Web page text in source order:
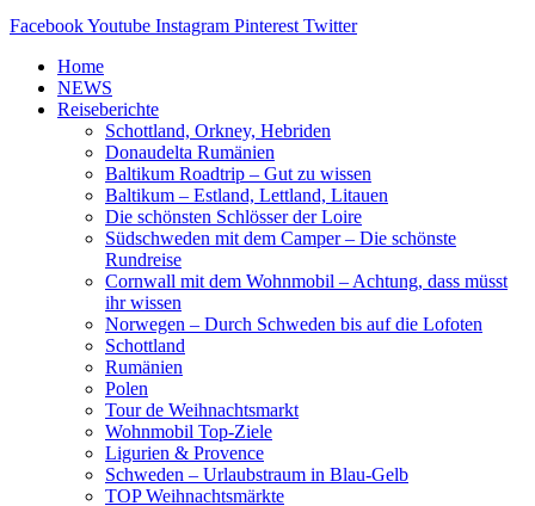
FacebookYoutube Instagram Pinterest Twitter
Home
NEWS
Reiseberichte
Schottland, Orkney, Hebriden
Donaudelta Rumänien
Baltikum Roadtrip – Gut zu wissen
Baltikum – Estland, Lettland, Litauen
Die schönsten Schlösser der Loire
Südschweden mit dem Camper – Die schönste
Rundreise
Cornwall mit dem Wohnmobil – Achtung, dass müsst
ihr wissen
Norwegen – Durch Schweden bis auf die Lofoten
Schottland
Rumänien
Polen
Tour de Weihnachtsmarkt
Wohnmobil Top-Ziele
Ligurien & Provence
Schweden – Urlaubstraum in Blau-Gelb
TOP Weihnachtsmärkte